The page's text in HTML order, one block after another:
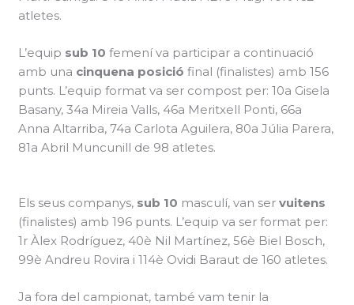
atletes.
L’equip sub 10 femení va participar a continuació
amb una cinquena posició final (finalistes) amb 156
punts. L’equip format va ser compost per: 10a Gisela
Basany, 34a Mireia Valls, 46a Meritxell Ponti, 66a
Anna Altarriba, 74a Carlota Aguilera, 80a Júlia Parera,
81a Abril Muncunill de 98 atletes.
Els seus companys, sub 10 masculí, van servuitens
(finalistes) amb 196 punts. L’equip va ser format per:
1r Àlex Rodríguez, 40è Nil Martínez, 56è Biel Bosch,
99è Andreu Rovira i 114è Ovidi Baraut de 160 atletes.
Ja fora del campionat, també vam tenir la